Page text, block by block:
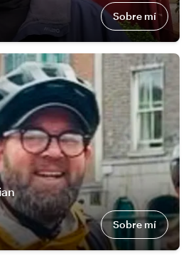
Sobre mí
Sobre mí